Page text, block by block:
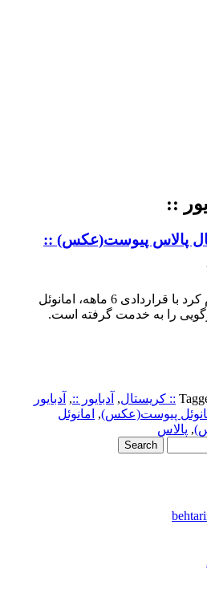
::
پالاس پیوست(عکس) ::
باشگاه کریستال پالاس اعلام کرد با قراردادی 6 ماهه، امانوئل
را به ‏خدمت گرفته است.‏
:: کریستال, آدبایور ::, آدبایور
پیوست(عکس), امانوئل
, پالاس